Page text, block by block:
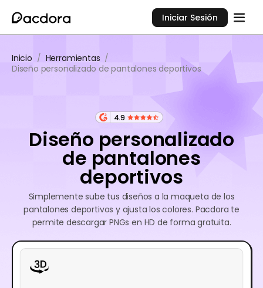
Iniciar Sesión
Inicio / Herramientas /
Diseño personalizado de pantalones deportivos
4.9
Diseño personalizado
de pantalones
deportivos
Simplemente sube tus diseños a la maqueta de los
pantalones deportivos y ajusta los colores. Pacdora te
permite descargar PNGs en HD de forma gratuita.